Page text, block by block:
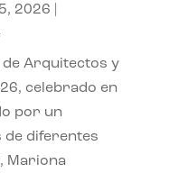
2026
de Arquitectos y
celebrado en
por un
de diferentes
Mariona